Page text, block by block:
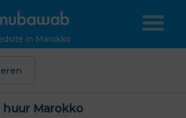
in Marokko
Marokko